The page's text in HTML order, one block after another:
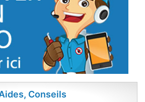
Conseils